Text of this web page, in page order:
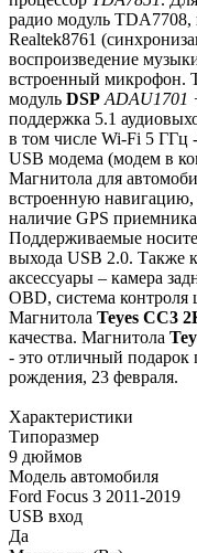
радио модуль
Realtek8761
воспроизведение
встроенный микрофон.
модуль DSP ADAU1701
поддержка 5.1
в том числе Wi-Fi 5 ГГц
USB модема (модем в
Магнитола для
встроенную навигацию,
наличие GPS
Поддерживаемые
выхода USB 2.0. Также
аксессуары – камера
OBD, система
Магнитола Teyes СС3
качества. Магнитола
- это отличный подарок
рождения, 23 февраля.
Характеристики
Типоразмер
9 дюймов
Модель автомобиля
Ford Focus 3 2011-2019
USB вход
Да